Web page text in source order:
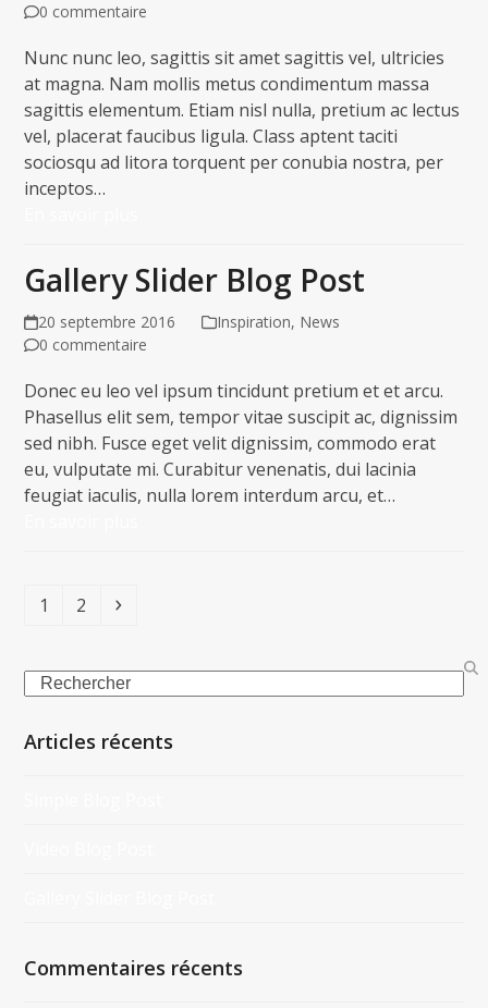
0 commentaire
Nunc nunc leo, sagittis sit amet sagittis vel, ultricies
at magna. Nam mollis metus condimentum massa
sagittis elementum. Etiam nisl nulla, pretium ac lectus
vel, placerat faucibus ligula. Class aptent taciti
sociosqu ad litora torquent per conubia nostra, per
inceptos…
Gallery Slider Blog Post
20 septembre 2016 Inspiration, News
0 commentaire
Donec eu leo vel ipsum tincidunt pretium et et arcu.
Phasellus elit sem, tempor vitae suscipit ac, dignissim
sed nibh. Fusce eget velit dignissim, commodo erat
eu, vulputate mi. Curabitur venenatis, dui lacinia
feugiat iaculis, nulla lorem interdum arcu, et…
Page
1 Page
2
Search
Articles récents
Commentaires récents